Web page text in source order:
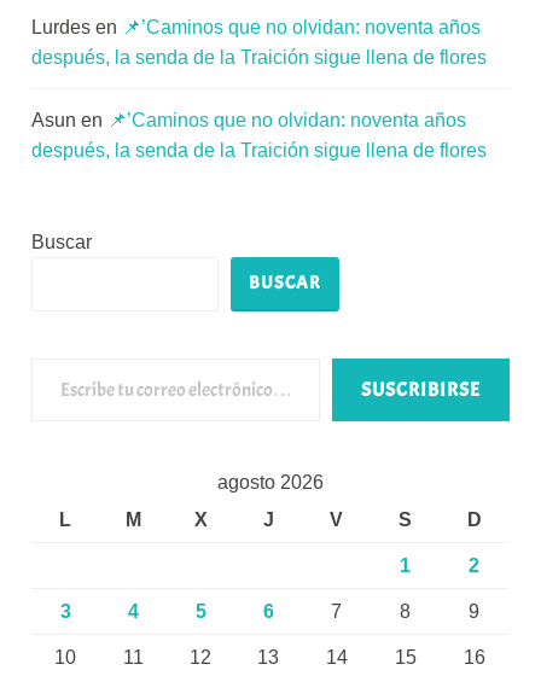
Lurdes en 📌’Caminos que no olvidan: noventa años
después, la senda de la Traición sigue llena de flores
Asun en 📌’Caminos que no olvidan: noventa años
después, la senda de la Traición sigue llena de flores
Buscar
BUSCAR
SUSCRIBIRSE
agosto 2026
L
M X J V S D
1 2
3 4 5 6 7 8 9
10 11 12 13 14 15 16